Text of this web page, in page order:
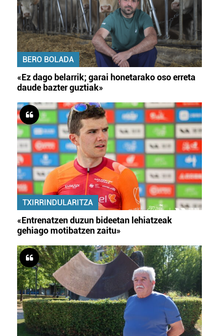
BERO BOLADA
«Ez dago belarrik; garai honetarako oso erreta
daude bazter guztiak»
TXIRRINDULARITZA
«Entrenatzen duzun bideetan lehiatzeak
gehiago motibatzen zaitu»